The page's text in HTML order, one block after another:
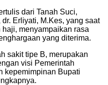
dari Tanah Suci,
Erliyati, M.Kes, yang saat
menyampaikan rasa
yang diterima.
sakit tipe B, merupakan
visi Pemerintah
kepemimpinan Bupati